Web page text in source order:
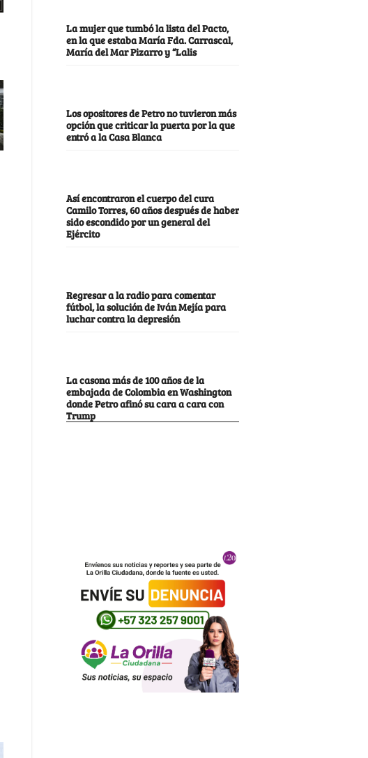
La mujer que tumbó la lista del Pacto,
en la que estaba María Fda. Carrascal,
María del Mar Pizarro y “Lalis
Los opositores de Petro no tuvieron más
opción que criticar la puerta por la que
entró a la Casa Blanca
Así encontraron el cuerpo del cura
Camilo Torres, 60 años después de haber
sido escondido por un general del
Ejército
Regresar a la radio para comentar
fútbol, la solución de Iván Mejía para
luchar contra la depresión
La casona más de 100 años de la
embajada de Colombia en Washington
donde Petro afinó su cara a cara con
Trump